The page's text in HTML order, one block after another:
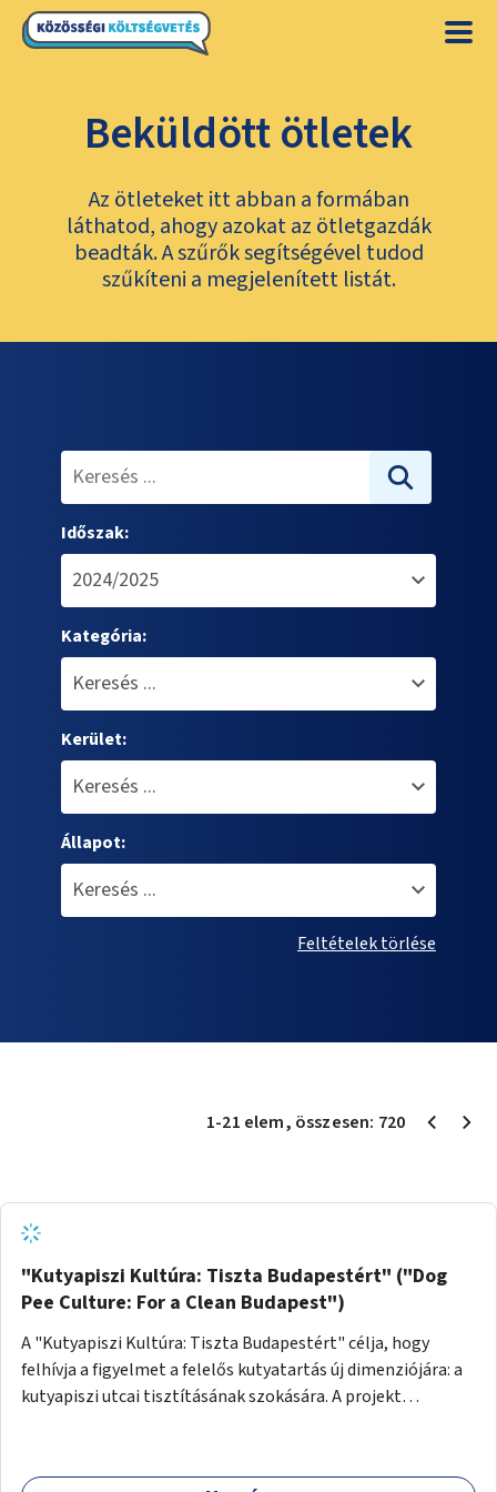
Beküldött ötletek
Az ötleteket itt abban a formában
láthatod, ahogy azokat az ötletgazdák
beadták. A szűrők segítségével tudod
szűkíteni a megjelenített listát.
Időszak:
Kategória:
Kerület:
Állapot:
Feltételek törlése
1-21 elem, összesen: 720
"Kutyapiszi Kultúra: Tiszta Budapestért" ("Dog
Pee Culture: For a Clean Budapest")
A "Kutyapiszi Kultúra: Tiszta Budapestért" célja, hogy
felhívja a figyelmet a felelős kutyatartás új dimenziójára: a
kutyapiszi utcai tisztításának szokására. A projekt
palack vízzel öblítsék le azt, ezzel hozzájárulva a tiszta,